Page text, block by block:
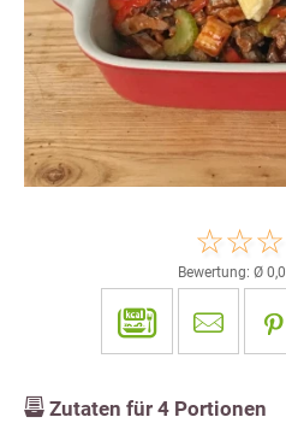
Bewertung: Ø 0,0
Zutaten für 4 Portionen